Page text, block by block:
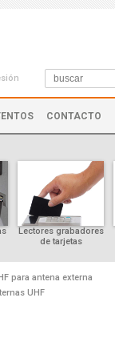
CONTACTO
Lectores grabadores
de tarjetas
para antena externa
UHF